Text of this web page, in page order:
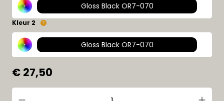
Gloss Black OR7-070
Kleur 2
Gloss Black OR7-070
€ 27,50